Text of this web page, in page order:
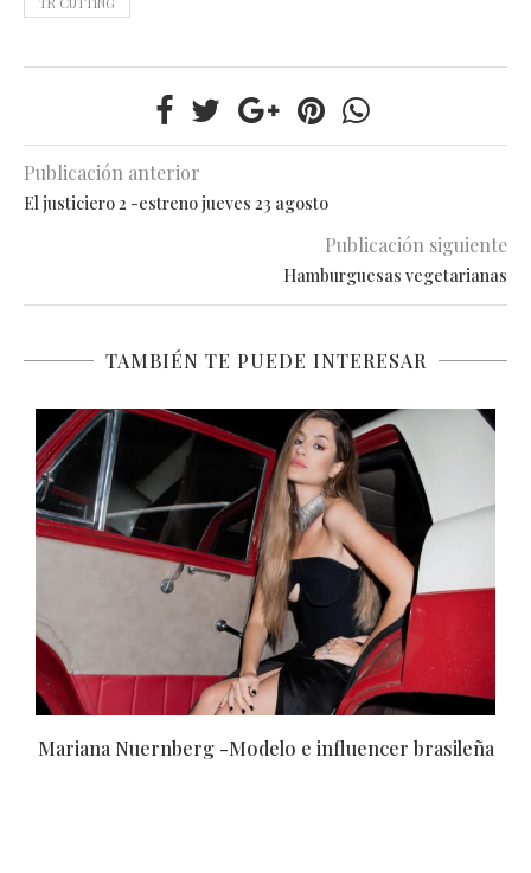
Publicación anterior
El justiciero 2 -estreno jueves 23 agosto
Publicación siguiente
Hamburguesas vegetarianas
TAMBIÉN TE PUEDE INTERESAR
brasileña
Nadia Cerri -Autoridad máxima de la